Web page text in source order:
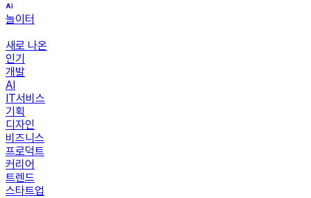
놀이터
새로 나온
인기
개발
AI
IT서비스
기획
디자인
비즈니스
프로덕트
커리어
트렌드
스타트업